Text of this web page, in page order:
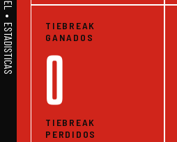
TIEBREAK
GANADOS
0
TIEBREAK
PERDIDOS